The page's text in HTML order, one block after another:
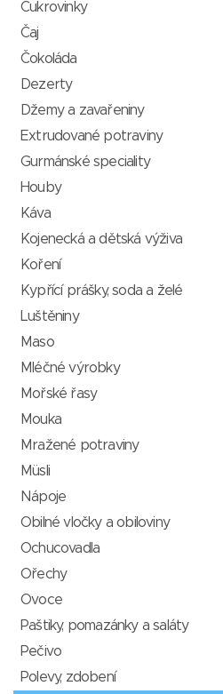
Cukrovinky
Čaj
Čokoláda
Dezerty
Džemy a zavařeniny
Extrudované potraviny
Gurmánské speciality
Houby
Káva
Kojenecká a dětská výživa
Koření
Kypřící prášky, soda a želé
Luštěniny
Maso
Mléčné výrobky
Mořské řasy
Mouka
Mražené potraviny
Müsli
Nápoje
Obilné vločky a obiloviny
Ochucovadla
Ořechy
Ovoce
Paštiky, pomazánky a saláty
Pečivo
Polevy, zdobení